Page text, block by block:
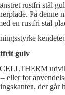
rustfri stål
På denne
en rustfri stål
gulv
eller for
der går